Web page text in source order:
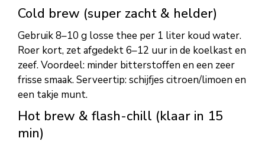
Cold brew (super zacht & helder)
Gebruik 8–10 g losse thee per 1 liter koud water.
Roer kort, zet afgedekt 6–12 uur in de koelkast en
zeef. Voordeel: minder bitterstoffen en een zeer
frisse smaak. Serveertip: schijfjes citroen/limoen en
een takje munt.
Hot brew & flash-chill (klaar in 15
min)